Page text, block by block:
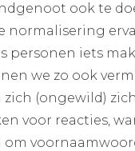
ook te
normalisering
personen iets
we zo ook
(ongewild)
voor reacties,
om